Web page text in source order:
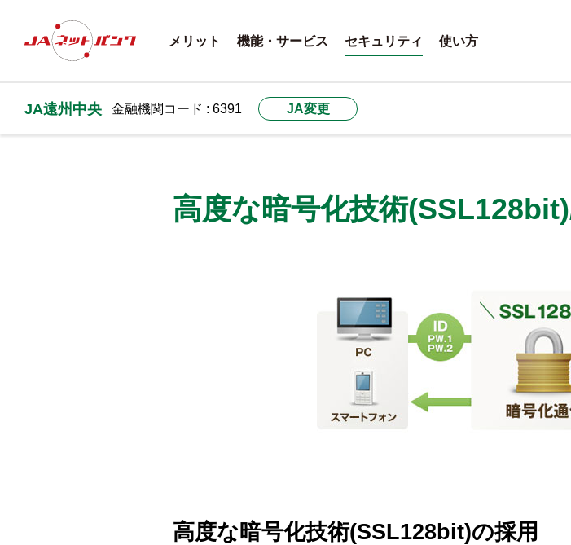
メリット 機能・サービス セキュリティ 使い方
JA遠州中央 金融機関コード : 6391 JA変更
高度な暗号化技術
高度な暗号化技術(SSL128bit)の採用